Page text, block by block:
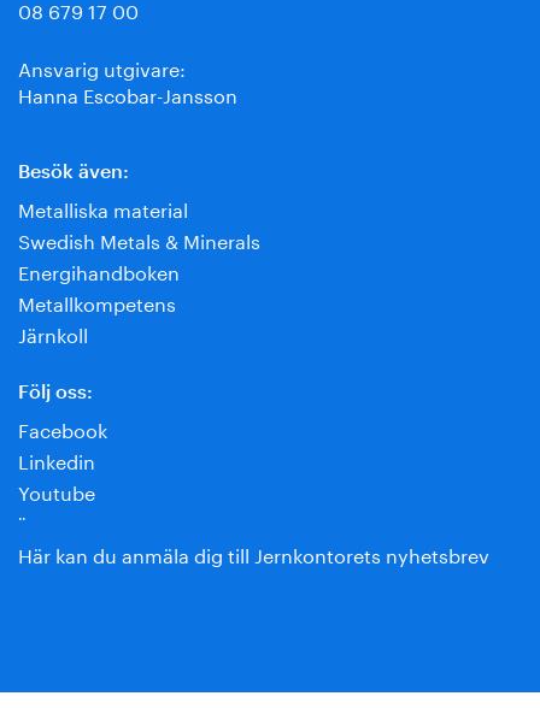
08 679 17 00
Ansvarig utgivare:
Hanna Escobar-Jansson
Besök även:
Metalliska material
Swedish Metals & Minerals
Energihandboken
Metallkompetens
Järnkoll
Följ oss:
Facebook
Linkedin
Youtube
¨
Här kan du anmäla dig till Jernkontorets nyhetsbrev